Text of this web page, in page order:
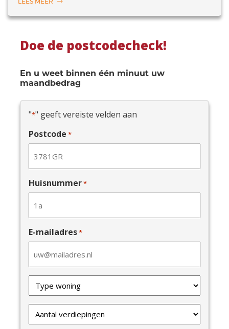
Doe de postcodecheck!
En u weet binnen één minuut uw
maandbedrag
"*" geeft vereiste velden aan
Postcode *
Huisnummer*
E-mailadres*
Type
van
uw
woning
*
Verdiepingen